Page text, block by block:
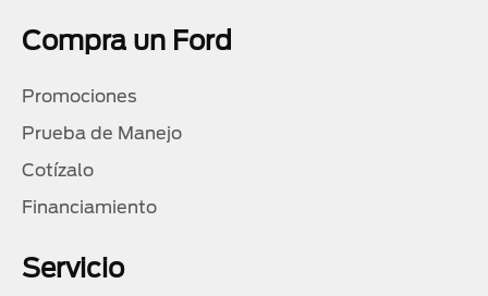
Compra un Ford
Promociones
Prueba de Manejo
Cotízalo
Financiamiento
Servicio